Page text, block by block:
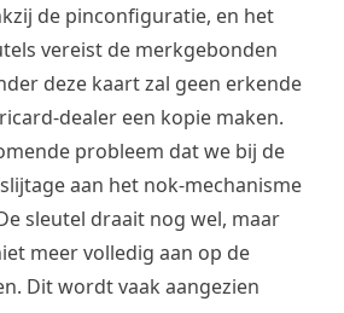
de pinconfiguratie, en het
vereist de merkgebonden
deze kaart zal geen erkende
dealer een kopie maken.
probleem dat we bij de
aan het nok-mechanisme
sleutel draait nog wel, maar
meer volledig aan op de
Dit wordt vaak aangezien